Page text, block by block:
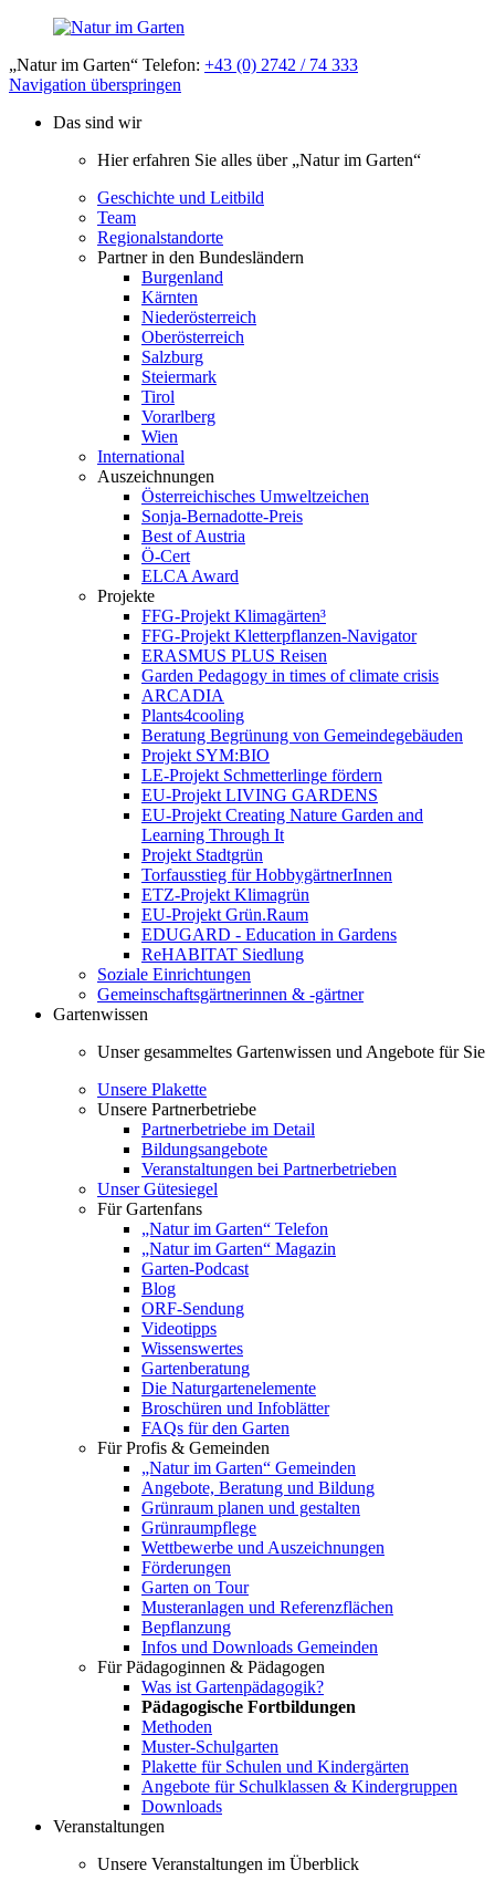
„Natur im Garten“ Telefon: +43 (0) 2742 / 74 333
Navigation überspringen
Das sind wir
Hier erfahren Sie alles über „Natur im Garten“
Geschichte und Leitbild
Team
Regionalstandorte
Partner in den Bundesländern
Burgenland
Kärnten
Niederösterreich
Oberösterreich
Salzburg
Steiermark
Tirol
Vorarlberg
Wien
International
Auszeichnungen
Österreichisches Umweltzeichen
Sonja-Bernadotte-Preis
Best of Austria
Ö-Cert
ELCA Award
Projekte
FFG-Projekt Klimagärten³
FFG-Projekt Kletterpflanzen-Navigator
ERASMUS PLUS Reisen
Garden Pedagogy in times of climate crisis
ARCADIA
Plants4cooling
Beratung Begrünung von Gemeindegebäuden
Projekt SYM:BIO
LE-Projekt Schmetterlinge fördern
EU-Projekt LIVING GARDENS
EU-Projekt Creating Nature Garden and
Learning Through It
Projekt Stadtgrün
Torfausstieg für HobbygärtnerInnen
ETZ-Projekt Klimagrün
EU-Projekt Grün.Raum
EDUGARD - Education in Gardens
ReHABITAT Siedlung
Soziale Einrichtungen
Gemeinschaftsgärtnerinnen & -gärtner
Gartenwissen
Unser gesammeltes Gartenwissen und Angebote für Sie
Unsere Plakette
Unsere Partnerbetriebe
Partnerbetriebe im Detail
Bildungsangebote
Veranstaltungen bei Partnerbetrieben
Unser Gütesiegel
Für Gartenfans
„Natur im Garten“ Telefon
„Natur im Garten“ Magazin
Garten-Podcast
Blog
ORF-Sendung
Videotipps
Wissenswertes
Gartenberatung
Die Naturgartenelemente
Broschüren und Infoblätter
FAQs für den Garten
Für Profis & Gemeinden
„Natur im Garten“ Gemeinden
Angebote, Beratung und Bildung
Grünraum planen und gestalten
Grünraumpflege
Wettbewerbe und Auszeichnungen
Förderungen
Garten on Tour
Musteranlagen und Referenzflächen
Bepflanzung
Infos und Downloads Gemeinden
Für Pädagoginnen & Pädagogen
Was ist Gartenpädagogik?
Pädagogische Fortbildungen
Methoden
Muster-Schulgarten
Plakette für Schulen und Kindergärten
Angebote für Schulklassen & Kindergruppen
Downloads
Veranstaltungen
Unsere Veranstaltungen im Überblick